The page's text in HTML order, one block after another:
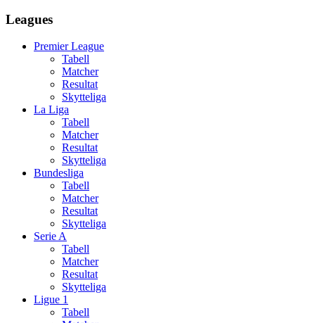
Leagues
Premier League
Tabell
Matcher
Resultat
Skytteliga
La Liga
Tabell
Matcher
Resultat
Skytteliga
Bundesliga
Tabell
Matcher
Resultat
Skytteliga
Serie A
Tabell
Matcher
Resultat
Skytteliga
Ligue 1
Tabell